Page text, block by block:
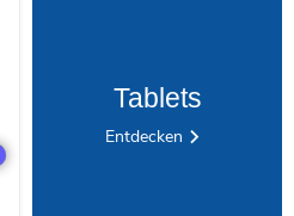
Tablets
Entdecken